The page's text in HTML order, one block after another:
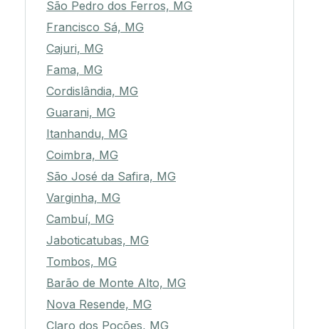
São Pedro dos Ferros, MG
Francisco Sá, MG
Cajuri, MG
Fama, MG
Cordislândia, MG
Guarani, MG
Itanhandu, MG
Coimbra, MG
São José da Safira, MG
Varginha, MG
Cambuí, MG
Jaboticatubas, MG
Tombos, MG
Barão de Monte Alto, MG
Nova Resende, MG
Claro dos Poções, MG